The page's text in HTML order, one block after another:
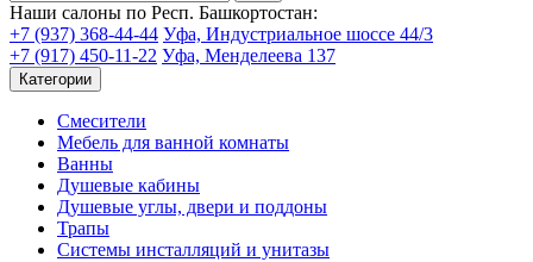
Наши салоны по Респ. Башкортостан:
+7 (937) 368-44-44 Уфа, Индустриальное шоссе 44/3
+7 (917) 450-11-22 Уфа, Менделеева 137
Категории
Смесители
Мебель для ванной комнаты
Ванны
Душевые кабины
Душевые углы, двери и поддоны
Трапы
Системы инсталляций и унитазы